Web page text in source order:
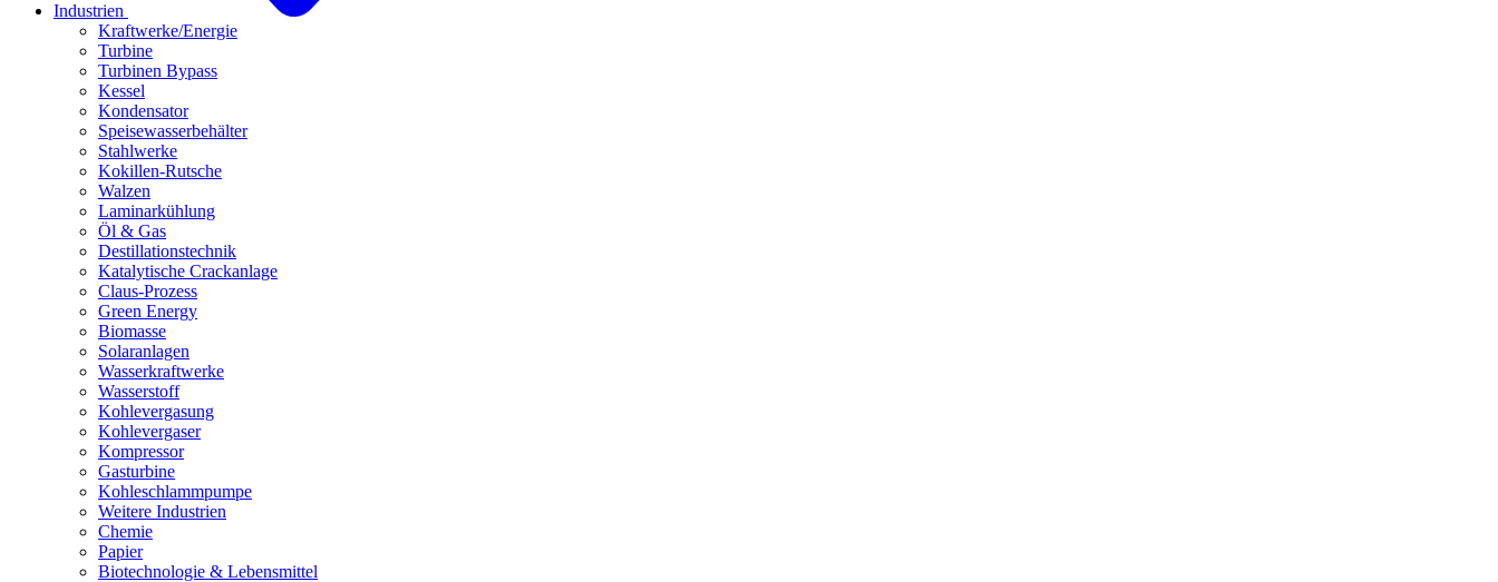
Industrien
Kraftwerke/Energie
Turbine
Turbinen Bypass
Kessel
Kondensator
Speisewasserbehälter
Stahlwerke
Kokillen-Rutsche
Walzen
Laminarkühlung
Öl & Gas
Destillationstechnik
Katalytische Crackanlage
Claus-Prozess
Green Energy
Biomasse
Solaranlagen
Wasserkraftwerke
Wasserstoff
Kohlevergasung
Kohlevergaser
Kompressor
Gasturbine
Kohleschlammpumpe
Weitere Industrien
Chemie
Papier
Biotechnologie & Lebensmittel